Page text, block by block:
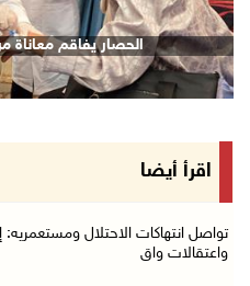
الرئيس يقلد قامات وطنية
05/آب/2026 08:47 م
قوات الاحتلال تنصب حاجزا
الرئيس يقلد عائلة القائد الوطني
باسم الرئيس: وزير الداخلية يمنح
الحصار يفاقم
اقرأ أيضا
تواصل انتهاكات الاحتلال ومستعمريه:
واعتقالات واق